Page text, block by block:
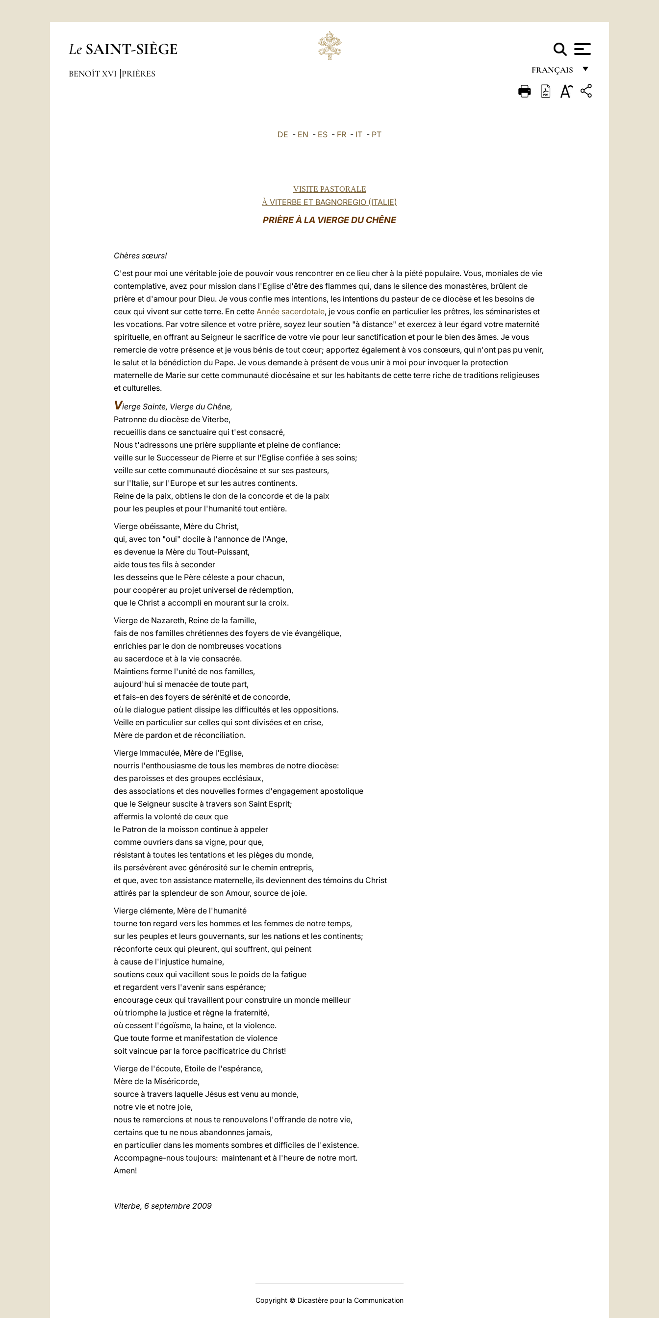
Le SAINT-SIÈGE
FRANÇAIS
FRANÇAIS
BENOÎT XVI PRIÈRES
DE - EN - ES - FR - IT - PT
VISITE PASTORALE
À VITERBE ET BAGNOREGIO (ITALIE)
PRIÈRE À LA VIERGE DU CHÊNE
Chères sœurs!
C'est pour moi une véritable joie de pouvoir vous rencontrer en ce lieu cher à la piété populaire. Vous, moniales de vie
contemplative, avez pour mission dans l'Eglise d'être des flammes qui, dans le silence des monastères, brûlent de
prière et d'amour pour Dieu. Je vous confie mes intentions, les intentions du pasteur de ce diocèse et les besoins de
ceux qui vivent sur cette terre. En cette Année sacerdotale, je vous confie en particulier les prêtres, les séminaristes et
les vocations. Par votre silence et votre prière, soyez leur soutien "à distance" et exercez à leur égard votre maternité
spirituelle, en offrant au Seigneur le sacrifice de votre vie pour leur sanctification et pour le bien des âmes. Je vous
remercie de votre présence et je vous bénis de tout cœur; apportez également à vos consœurs, qui n'ont pas pu venir,
le salut et la bénédiction du Pape. Je vous demande à présent de vous unir à moi pour invoquer la protection
maternelle de Marie sur cette communauté diocésaine et sur les habitants de cette terre riche de traditions religieuses
et culturelles.
Vierge Sainte, Vierge du Chêne,
Patronne du diocèse de Viterbe,
recueillis dans ce sanctuaire qui t'est consacré,
Nous t'adressons une prière suppliante et pleine de confiance:
veille sur le Successeur de Pierre et sur l'Eglise confiée à ses soins;
veille sur cette communauté diocésaine et sur ses pasteurs,
sur l'Italie, sur l'Europe et sur les autres continents.
Reine de la paix, obtiens le don de la concorde et de la paix
pour les peuples et pour l'humanité tout entière.
Vierge obéissante, Mère du Christ,
qui, avec ton "oui" docile à l'annonce de l'Ange,
es devenue la Mère du Tout-Puissant,
aide tous tes fils à seconder
les desseins que le Père céleste a pour chacun,
pour coopérer au projet universel de rédemption,
que le Christ a accompli en mourant sur la croix.
Vierge de Nazareth, Reine de la famille,
fais de nos familles chrétiennes des foyers de vie évangélique,
enrichies par le don de nombreuses vocations
au sacerdoce et à la vie consacrée.
Maintiens ferme l'unité de nos familles,
aujourd'hui si menacée de toute part,
et fais-en des foyers de sérénité et de concorde,
où le dialogue patient dissipe les difficultés et les oppositions.
Veille en particulier sur celles qui sont divisées et en crise,
Mère de pardon et de réconciliation.
Vierge Immaculée, Mère de l'Eglise,
nourris l'enthousiasme de tous les membres de notre diocèse:
des paroisses et des groupes ecclésiaux,
des associations et des nouvelles formes d'engagement apostolique
que le Seigneur suscite à travers son Saint Esprit;
affermis la volonté de ceux que
le Patron de la moisson continue à appeler
comme ouvriers dans sa vigne, pour que,
résistant à toutes les tentations et les pièges du monde,
ils persévèrent avec générosité sur le chemin entrepris,
et que, avec ton assistance maternelle, ils deviennent des témoins du Christ
attirés par la splendeur de son Amour, source de joie.
Vierge clémente, Mère de l'humanité
tourne ton regard vers les hommes et les femmes de notre temps,
sur les peuples et leurs gouvernants, sur les nations et les continents;
réconforte ceux qui pleurent, qui souffrent, qui peinent
à cause de l'injustice humaine,
soutiens ceux qui vacillent sous le poids de la fatigue
et regardent vers l'avenir sans espérance;
encourage ceux qui travaillent pour construire un monde meilleur
où triomphe la justice et règne la fraternité,
où cessent l'égoïsme, la haine, et la violence.
Que toute forme et manifestation de violence
soit vaincue par la force pacificatrice du Christ!
Vierge de l'écoute, Etoile de l'espérance,
Mère de la Miséricorde,
source à travers laquelle Jésus est venu au monde,
notre vie et notre joie,
nous te remercions et nous te renouvelons l'offrande de notre vie,
certains que tu ne nous abandonnes jamais,
en particulier dans les moments sombres et difficiles de l'existence.
Accompagne-nous toujours: maintenant et à l'heure de notre mort.
Amen!
Viterbe, 6 septembre 2009
Copyright © Dicastère pour la Communication